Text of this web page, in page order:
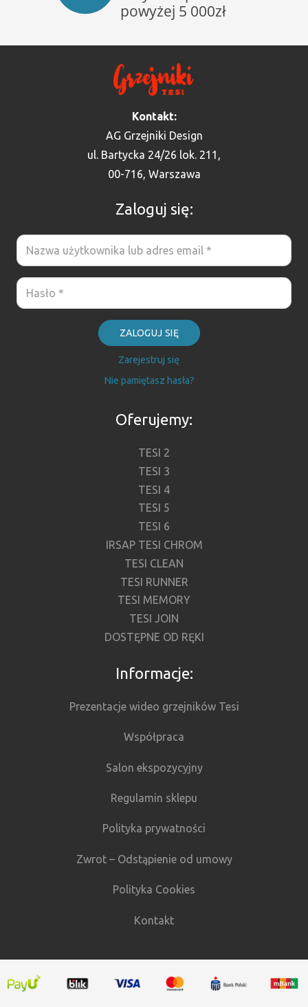
Kontakt:
AG Grzejniki Design
ul. Bartycka 24/26 lok. 211,
00-716, Warszawa
Zaloguj się:
ZALOGUJ SIĘ
Zarejestruj się
Nie pamiętasz hasła?
Oferujemy:
TESI 2
TESI 3
TESI 4
TESI 5
TESI 6
IRSAP TESI CHROM
TESI CLEAN
TESI RUNNER
TESI MEMORY
TESI JOIN
DOSTĘPNE OD RĘKI
Informacje:
Prezentacje wideo grzejników Tesi
Współpraca
Salon ekspozycyjny
Regulamin sklepu
Polityka prywatności
Zwrot – Odstąpienie od umowy
Polityka Cookies
Kontakt